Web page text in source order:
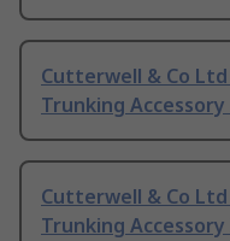
Cutterwell & Co
Trunking Accessory
Cutterwell & Co
Trunking Accessory